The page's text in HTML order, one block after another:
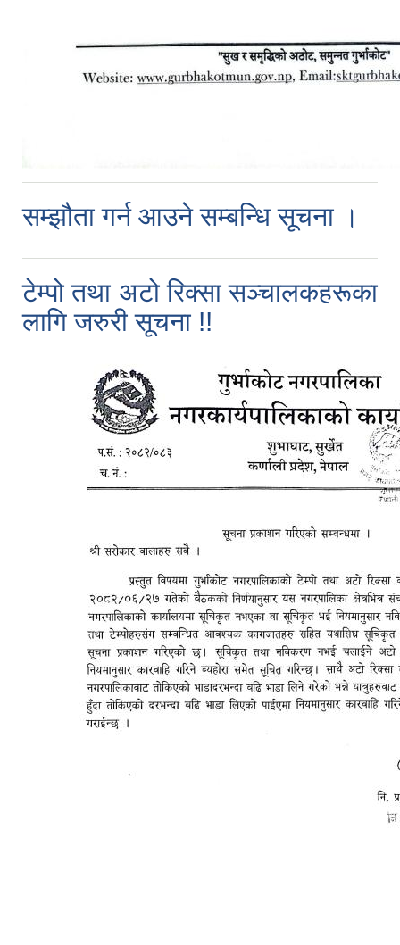
सम्झौता गर्न आउने सम्बन्धि सूचना ।
टेम्पो तथा अटो रिक्सा सञ्चालकहरूका
लागि जरुरी सूचना !!